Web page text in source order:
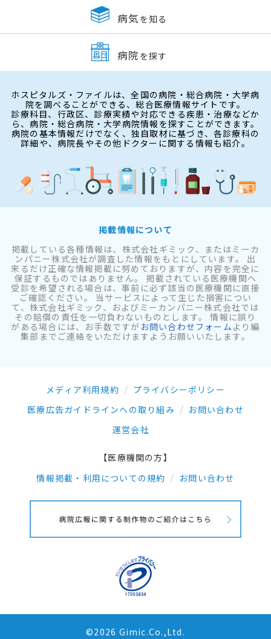
病気 を知る
病院 を探す
ホスピタルズ・ファイルは、全国の病院・総合病院・大学病
院を調べることができる、総合医療情報サイトです。
診療科目、行政区、診療実績や対応できる疾患・治療などか
ら、病院・総合病院・大学病院情報を探すことができます。
病院の基本情報だけでなく、独自取材に基づき、各診療科の
詳細や、病院長やその他ドクターに関する情報も紹介。
掲載情報について
掲載している各種情報は、株式会社ギミック、またはミーカ
ンパニー株式会社が調査した情報をもとにしています。 出
来るだけ正確な情報掲載に努めておりますが、内容を完全に
保証するものではありません。 掲載されている医療機関へ
受診を希望される場合は、事前に必ず該当の医療機関に直接
ご確認ください。 当サービスによって生じた損害につい
て、株式会社ギミック、およびミーカンパニー株式会社では
その賠償の責任を一切負わないものとします。 情報に誤り
がある場合には、お手数ですが お問い合わせフォーム より編
集部までご連絡をいただけますようお願いいたします。
メディア利用規約
プライバシーポリシー
医療広告ガイドラインへの取り組み
お問い合わせ
運営会社
【医療機関の方】
情報掲載・利用についての規約
お問い合わせ
©2026 Gimic.Co.,Ltd.